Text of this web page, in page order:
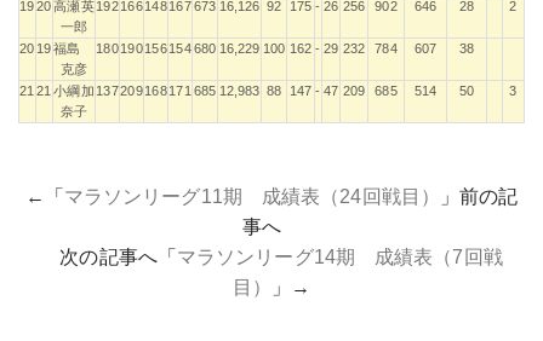
1920高瀬英
一郎
192166148167673 16,126 92 175 - 26 256 902 646 28 2
20 19福島
克彦
180190156154680 16,229 100 162 - 29 232 784 607 38
21 21 小綱加
奈子
137209168171 685 12,983 88 147 - 47 209 685 514 50 3
←「 マラソンリーグ11期 成績表（24回戦目）
」前の記
事へ
次の記事へ「 マラソンリーグ14期 成績表（7回戦
目）
」→